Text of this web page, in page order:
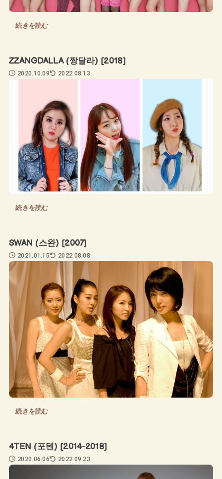
続きを読む
ZZANGDALLA (짱달라) [2018]
2020.10.09 2022.08.13
続きを読む
SWAN (스완) [2007]
2021.01.15 2022.08.08
続きを読む
4TEN (포텐) [2014-2018]
2020.06.06 2022.09.23